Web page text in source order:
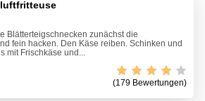
Blätterteigschnecken zunächst die
fein hacken. Den Käse reiben. Schinken und
mit Frischkäse und...
(179 Bewertungen)